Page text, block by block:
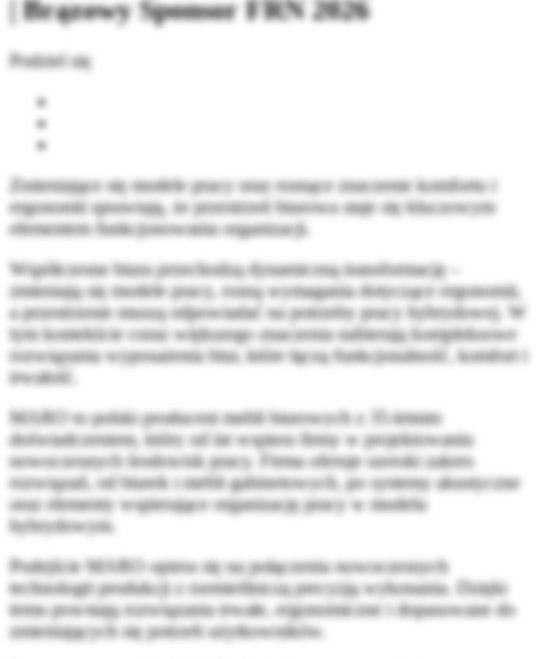
| Brązowy Sponsor FRN 2026
Podziel się
Zmieniające się modele pracy oraz rosnące znaczenie komfortu i
ergonomii sprawiają, że przestrzeń biurowa staje się kluczowym
elementem funkcjonowania organizacji.
Współczesne biura przechodzą dynamiczną transformację –
zmieniają się modele pracy, rosną wymagania dotyczące ergonomii,
a przestrzenie muszą odpowiadać na potrzeby pracy hybrydowej. W
tym kontekście coraz większego znaczenia nabierają kompleksowe
rozwiązania wyposażenia biur, które łączą funkcjonalność, komfort i
trwałość.
MARO to polski producent mebli biurowych z 35-letnim
doświadczeniem, który od lat wspiera firmy w projektowaniu
nowoczesnych środowisk pracy. Firma oferuje szeroki zakres
rozwiązań, od biurek i mebli gabinetowych, po systemy akustyczne
oraz elementy wspierające organizację pracy w modelu
hybrydowym.
Podejście MARO opiera się na połączeniu nowoczesnych
technologii produkcji z rzemieślniczą precyzją wykonania. Dzięki
temu powstają rozwiązania trwałe, ergonomiczne i dopasowane do
zmieniających się potrzeb użytkowników.